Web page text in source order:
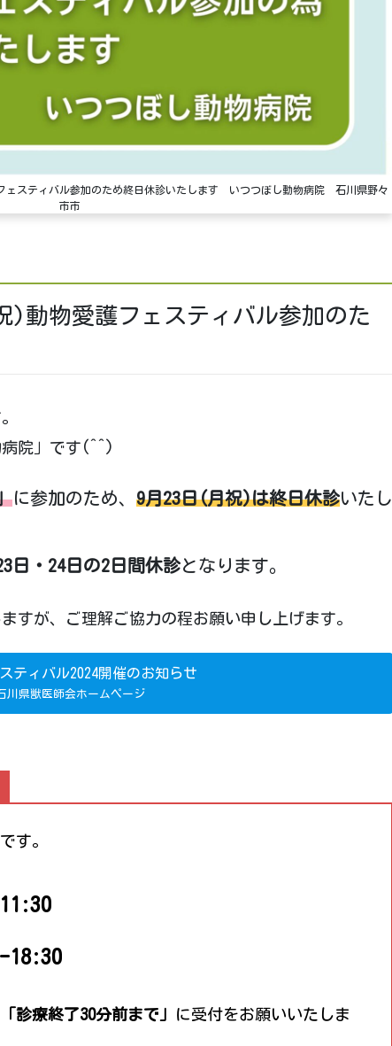
ェスティバル参加のため終日休診いたします いつつぼし動物病院 石川県野々
市市
)動物愛護フェスティバル参加のた
病院」です(^^)
に参加のため、 9月23日(月祝)は終日休診いたし
日・24日の2日間休診となります。
すが、ご理解ご協力の程お願い申し上げます。
ティバル2024開催のお知らせ
川県獣医師会ホームページ
す。
18:30
「診療終了30分前まで」
に受付をお願いいたしま